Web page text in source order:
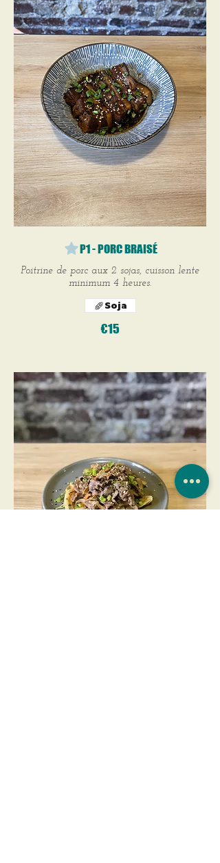
P1 - PORC BRAISÉ
Poitrine de porc aux 2 sojas, cuisson lente
minimum 4 heures.
€15
Soja